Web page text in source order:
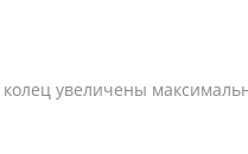
увеличены